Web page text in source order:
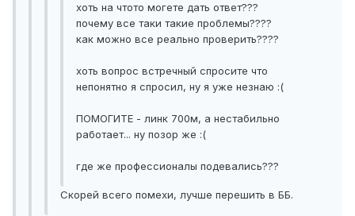
хоть на чтото могете дать ответ???
почему все таки такие проблемы????
как можно все реально проверить????
хоть вопрос встречный спросите что
непонятно я спросил, ну я уже незнаю :(
ПОМОГИТЕ - линк 700м, а нестабильно
работает... ну позор же :(
где же профессионалы подевались???
Скорей всего помехи, лучше перешить в ББ.